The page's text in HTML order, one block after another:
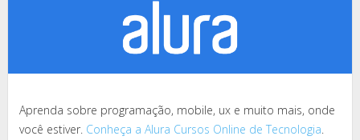
Aprenda sobre programação, mobile, ux e muito mais, onde
você estiver. Conheça a Alura Cursos Online de Tecnologia